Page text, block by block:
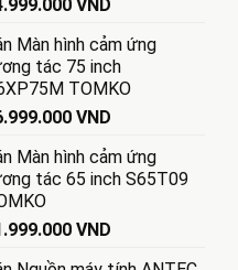
VND
Màn hình cảm ứng
tác 75 inch
TOMKO
VND
Màn hình cảm ứng
tác 65 inch S65T09
VND